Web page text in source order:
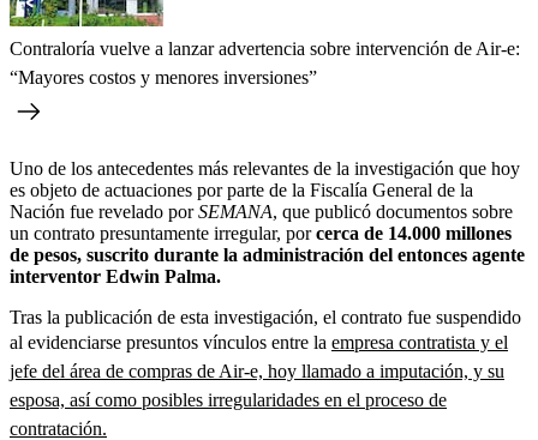
Contraloría vuelve a lanzar advertencia sobre intervención de Air-e:
“Mayores costos y menores inversiones”
Uno de los antecedentes más relevantes de la investigación que hoy
es objeto de actuaciones por parte de la Fiscalía General de la
Nación fue revelado porSEMANA, que publicó documentos sobre
un contrato presuntamente irregular, porcerca de 14.000 millones
de pesos, suscrito durante la administración del entonces agente
interventor Edwin Palma.
Tras la publicación de esta investigación, el contrato fue suspendido
al evidenciarse presuntos vínculos entre la empresa contratista y el
jefe del área de compras de Air-e, hoy llamado a imputación, y su
esposa, así como posibles irregularidades en el proceso de
contratación.